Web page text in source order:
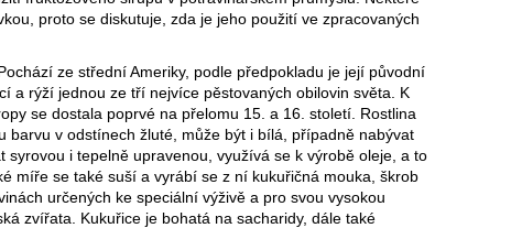
proto se diskutuje, zda je jeho použití ve zpracovaných
ze střední Ameriky, podle předpokladu je její původní
a rýží jednou ze tří nejvíce pěstovaných obilovin světa. K
se dostala poprvé na přelomu 15. a 16. století. Rostlina
barvu v odstínech žluté, může být i bílá, případně nabývat
i tepelně upravenou, využívá se k výrobě oleje, a to
míře se také suší a vyrábí se z ní kukuřičná mouka, škrob
určených ke speciální výživě a pro svou vysokou
zvířata. Kukuřice je bohatá na sacharidy, dále také